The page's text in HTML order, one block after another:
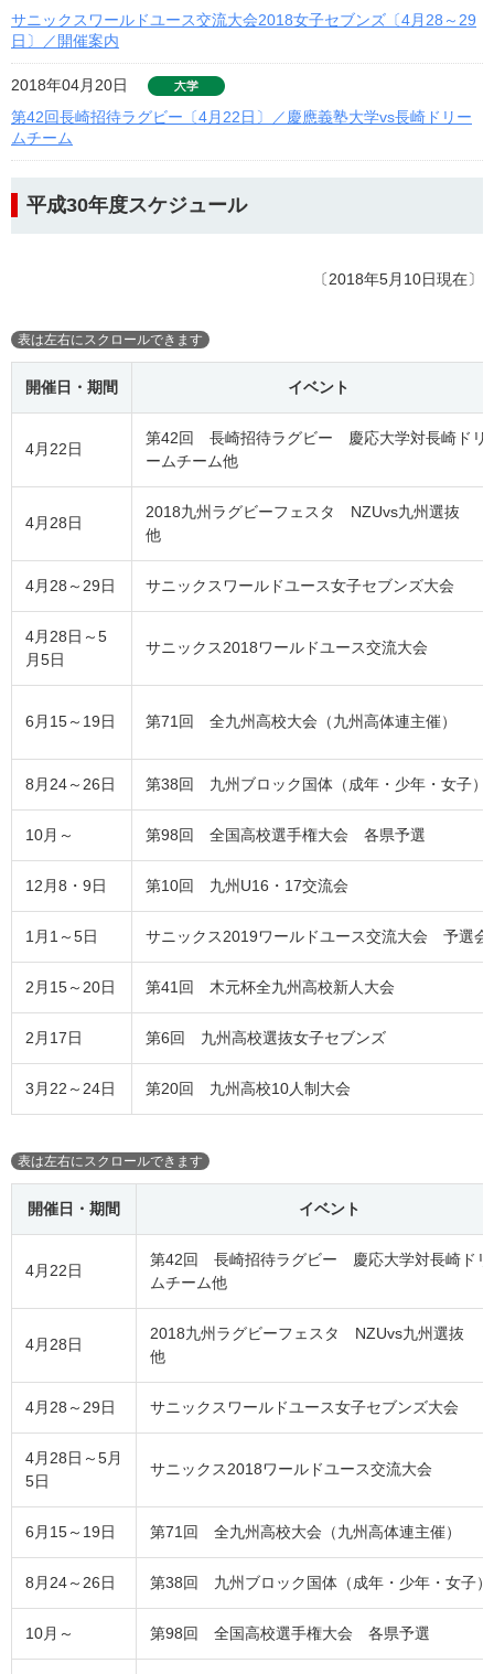
サニックスワールドユース交流大会2018女子セブンズ〔4月28～29
日〕／開催案内
2018年04月20日
第42回長崎招待ラグビー〔4月22日〕／慶應義塾大学vs長崎ドリー
ムチーム
平成30年度スケジュール
〔2018年5月10日現在〕
開催日・期間 イベント
4月22日
第42回 長崎招待ラグビー 慶応大学対長崎ドリ
ームチーム他
4月28日
2018九州ラグビーフェスタ NZUvs九州選抜
他
4月28～29日 サニックスワールドユース女子セブンズ大会
4月28日～5
月5日
サニックス2018ワールドユース交流大会
6月15～19日 第71回 全九州高校大会（九州高体連主催）
8月24～26日 第38回 九州ブロック国体（成年・少年・女子）
10月～ 第98回 全国高校選手権大会 各県予選
12月8・9日 第10回 九州U16・17交流会
1月1～5日 サニックス2019ワールドユース交流大会 予選会
2月15～20日 第41回 木元杯全九州高校新人大会
2月17日 第6回 九州高校選抜女子セブンズ
3月22～24日 第20回 九州高校10人制大会
開催日・期間 イベント
4月22日
第42回 長崎招待ラグビー 慶応大学対長崎ドリ
ムチーム他
4月28日
2018九州ラグビーフェスタ NZUvs九州選抜
他
4月28～29日 サニックスワールドユース女子セブンズ大会
4月28日～5月
5日
サニックス2018ワールドユース交流大会
6月15～19日 第71回 全九州高校大会（九州高体連主催）
8月24～26日 第38回 九州ブロック国体（成年・少年・女子）
10月～ 第98回 全国高校選手権大会 各県予選